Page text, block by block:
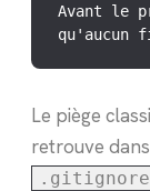
Avant le
qu'aucun
Le piège
retrouve
.gitignore